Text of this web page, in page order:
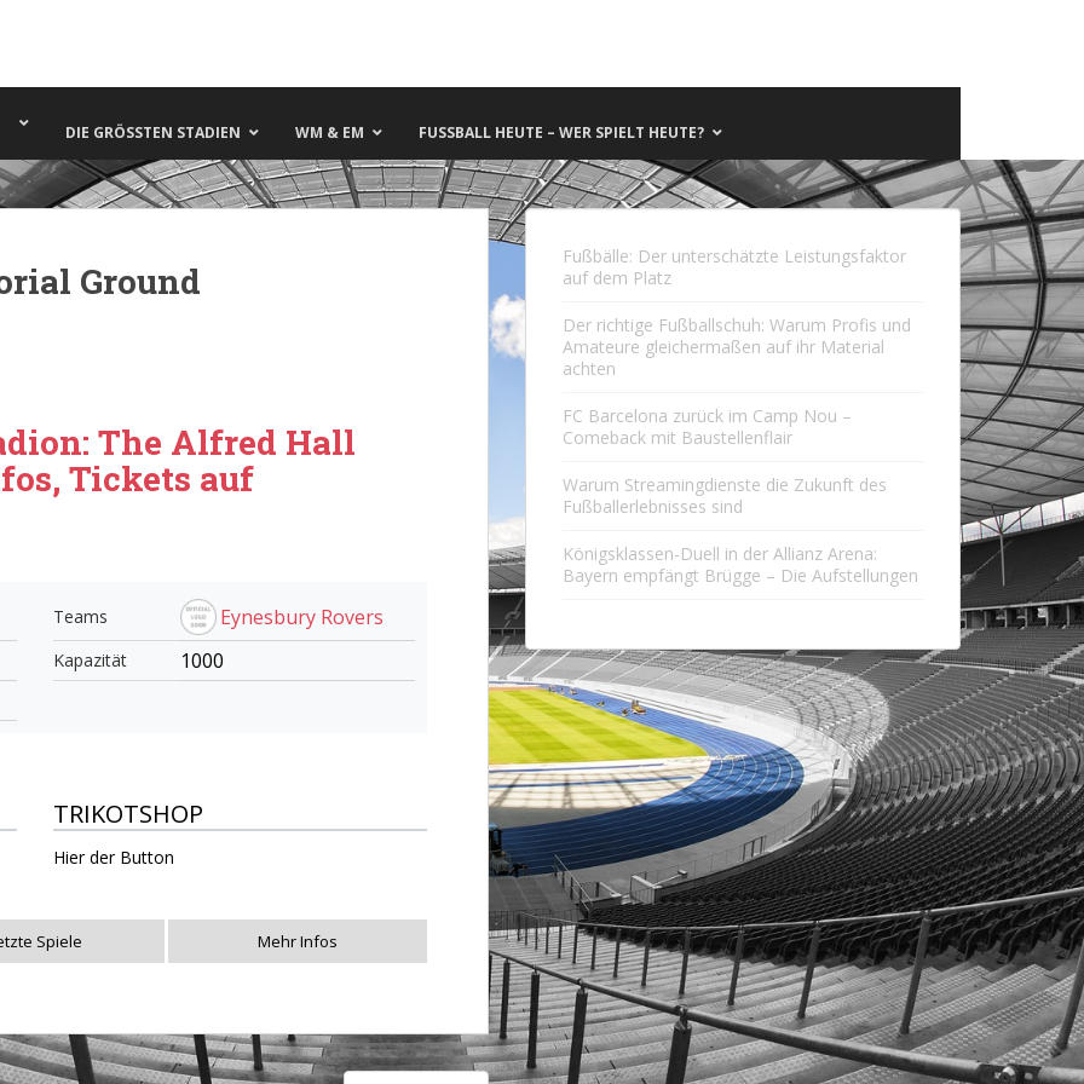
DIE GRÖSSTEN STADIEN WM & EM FUSSBALL HEUTE – WER SPIELT HEUTE?
Ground
The Alfred Hall
Tickets auf
Teams Eynesbury Rovers
Kapazität 1000
TRIKOTSHOP
Hier der Button
Spiele Mehr Infos
Fußbälle: Der unterschätzte Leistungsfaktor
auf dem Platz
Der richtige Fußballschuh: Warum Profis und
Amateure gleichermaßen auf ihr Material
achten
FC Barcelona zurück im Camp Nou –
Comeback mit Baustellenflair
Warum Streamingdienste die Zukunft des
Fußballerlebnisses sind
Königsklassen-Duell in der Allianz Arena:
Bayern empfängt Brügge – Die Aufstellungen